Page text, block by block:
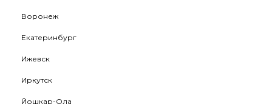
Воронеж
Екатеринбург
Ижевск
Иркутск
Йошкар-Ола